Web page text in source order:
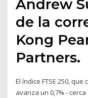
Andrew
de la
Kong
Partners.
El índice FTSE 250,
avanza un 0,7% -